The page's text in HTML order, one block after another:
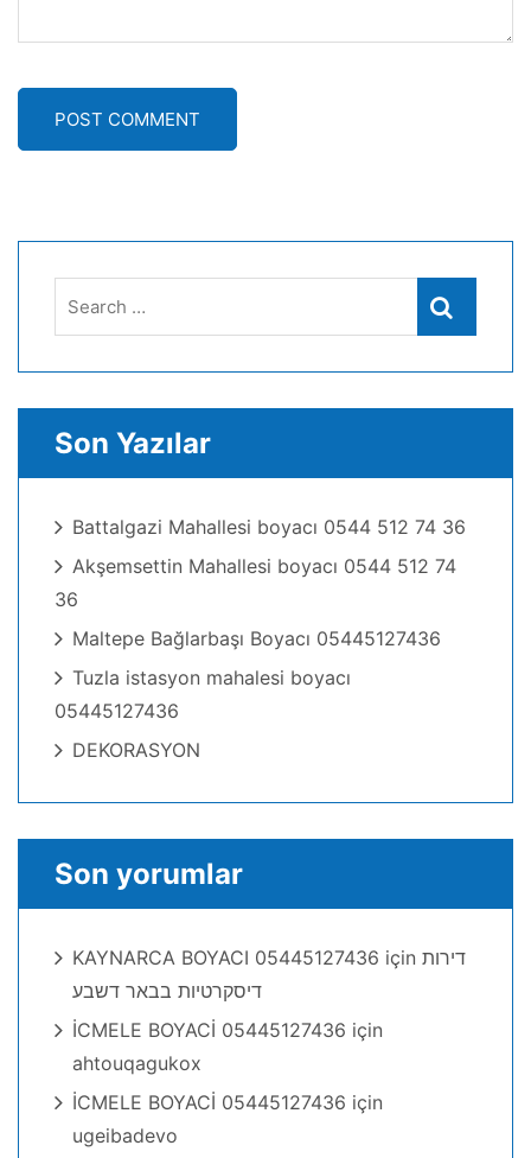
POST COMMENT
Search
Son Yazılar
Battalgazi Mahallesi boyacı 0544 512 74 36
Akşemsettin Mahallesi boyacı 0544 512 74
36
Maltepe Bağlarbaşı Boyacı 05445127436
Tuzla istasyon mahalesi boyacı
05445127436
DEKORASYON
Son yorumlar
KAYNARCA BOYACI 05445127436 için דירות
דיסקרטיות בבאר דשבע
İCMELE BOYACİ 05445127436 için
ahtouqagukox
İCMELE BOYACİ 05445127436 için
ugeibadevo